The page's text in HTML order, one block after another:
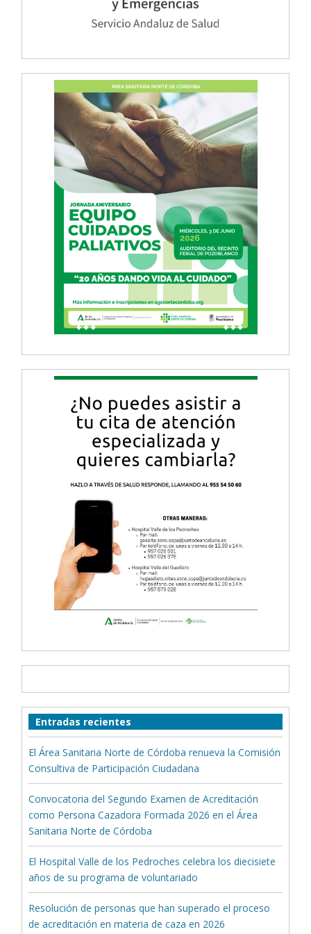
Entradas recientes
El Área Sanitaria Norte de Córdoba renueva la Comisión
Consultiva de Participación Ciudadana
Convocatoria del Segundo Examen de Acreditación
como Persona Cazadora Formada 2026 en el Área
Sanitaria Norte de Córdoba
El Hospital Valle de los Pedroches celebra los diecisiete
años de su programa de voluntariado
Resolución de personas que han superado el proceso
de acreditación en materia de caza en 2026